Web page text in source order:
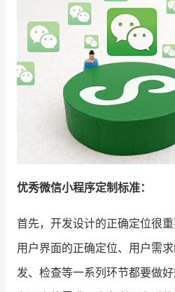
增长俱乐部
有赞
商家社区 社群
合作共进
认证
认证服务商
有赞云 数据
优秀微信小程序定制标准：
首先，开发设计的正确定位很重
用户界面的正确定位、用户需
发、检查等一系列环节都要做